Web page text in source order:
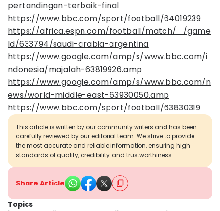
pertandingan-terbaik-final
https://www.bbc.com/sport/football/64019239
https://africa.espn.com/football/match/_/game
Id/633794/saudi-arabia-argentina
https://www.google.com/amp/s/www.bbc.com/i
ndonesia/majalah-63819926.amp
https://www.google.com/amp/s/www.bbc.com/n
ews/world-middle-east-63930050.amp
https://www.bbc.com/sport/football/63830319
This article is written by our community writers and has been
carefully reviewed by our editorial team. We strive to provide
the most accurate and reliable information, ensuring high
standards of quality, credibility, and trustworthiness.
Share Article
Topics